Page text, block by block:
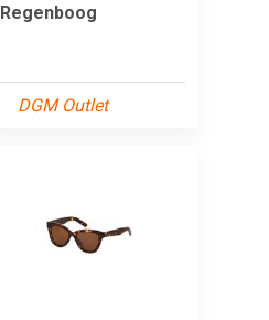
Regenboog
DGM Outlet